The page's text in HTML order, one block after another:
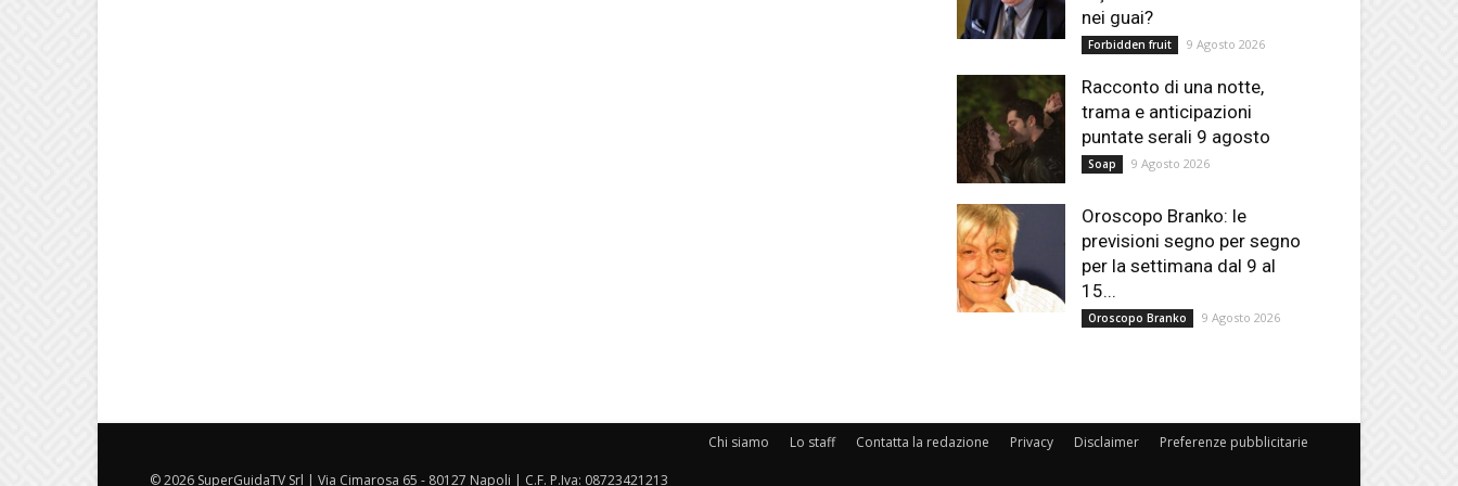
nei guai?
Forbidden fruit 9 Agosto 2026
Racconto di una notte,
trama e anticipazioni
puntate serali 9 agosto
Soap 9 Agosto 2026
Oroscopo Branko: le
previsioni segno per segno
per la settimana dal 9 al
15...
Oroscopo Branko 9 Agosto 2026
Chi siamo Lo staff Contatta la redazione Privacy Disclaimer Preferenze pubblicitarie
© 2026 SuperGuidaTV Srl | Via Cimarosa 65 - 80127 Napoli | C.F. P.Iva: 08723421213